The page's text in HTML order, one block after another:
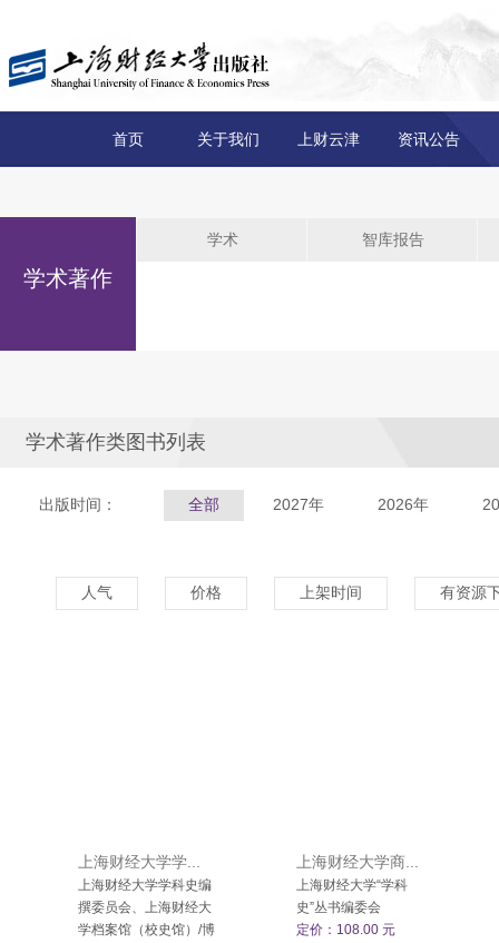
首页 关于我们 上财云津 资讯公告
学术著作
学术 智库报告
学术著作类图书列表
出版时间： 全部 2027年 2026年
人气 价格 上架时间 有资源
上海财经大学学...
上海财经大学学科史编
撰委员会、上海财经大
学档案馆（校史馆）/博
上海财经大学商...
上海财经大学“学科
史”丛书编委会
定价：108.00 元